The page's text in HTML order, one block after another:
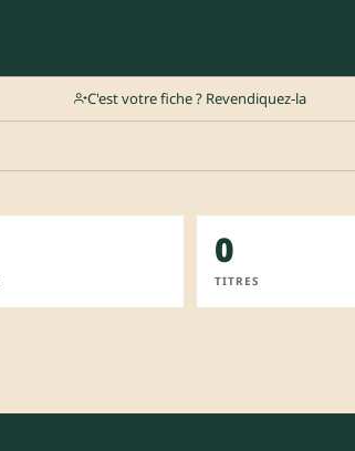
C'est votre fiche ? Revendiquez-la
0
TITRES